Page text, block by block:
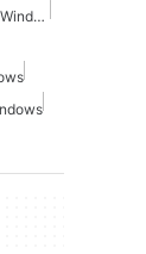
Kostenloses Untertitelvideo Für Windows